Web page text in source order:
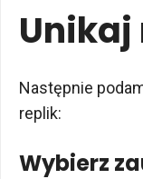
Następnie
replik:
Wybierz